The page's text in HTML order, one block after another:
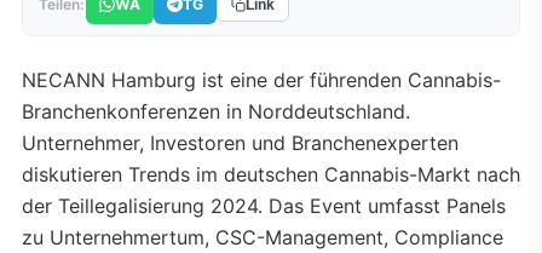
Teilen: WA TG Link
NECANN Hamburg ist eine der führenden Cannabis-
Branchenkonferenzen in Norddeutschland.
Unternehmer, Investoren und Branchenexperten
diskutieren Trends im deutschen Cannabis-Markt nach
der Teillegalisierung 2024. Das Event umfasst Panels
zu Unternehmertum, CSC-Management, Compliance